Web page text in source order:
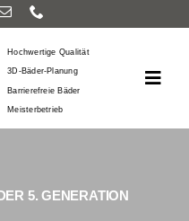
Hochwertige Qualität
3D-Bäder-Planung
Barrierefreie Bäder
Meisterbetrieb
5. GENERATION